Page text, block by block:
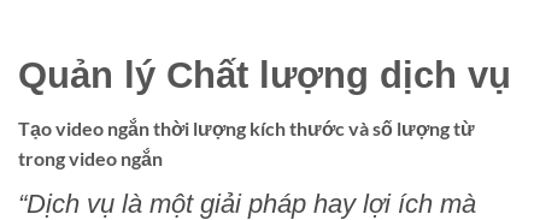
Quản lý Chất lượng dịch vụ
Tạo video ngắn thời lượng kích thước và số lượng từ
trong video ngắn
“Dịch vụ là một giải pháp hay lợi ích mà